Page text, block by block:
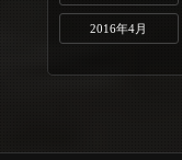
2016年4月